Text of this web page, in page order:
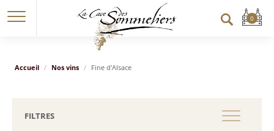
Accueil Nos vins Fine d'Alsace
FILTRES